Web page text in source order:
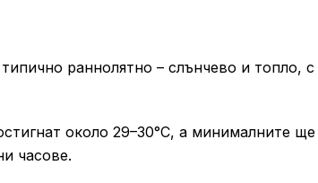
раннолятно – слънчево и топло, с
около 29–30°C, а минималните ще
часове.